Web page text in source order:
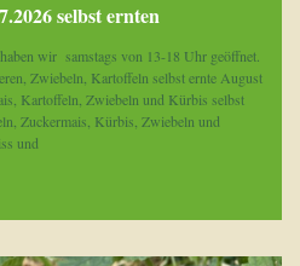
selbst ernten
wir samstags von 13-18 Uhr geöffnet.
Zwiebeln, Kartoffeln selbst ernte August
Kartoffeln, Zwiebeln und Kürbis selbst
Zuckermais, Kürbis, Zwiebeln und
und